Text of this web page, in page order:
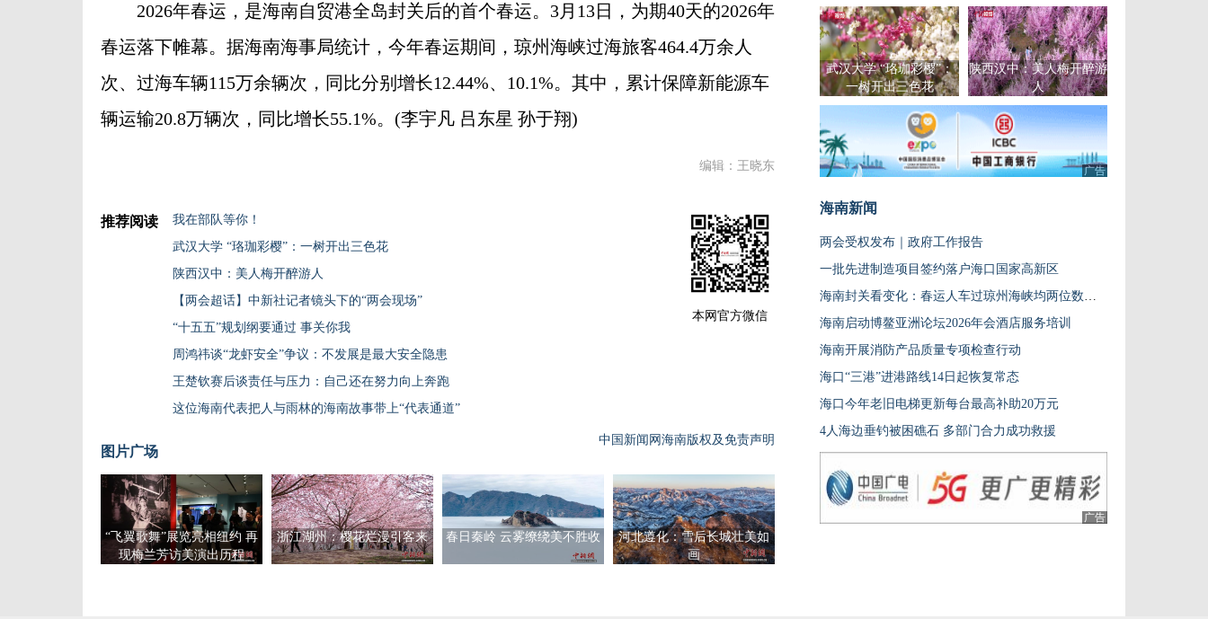
2026年春运，是海南自贸港全岛封关后的首个春运。3月13日，为期40天的2026年
春运落下帷幕。据海南海事局统计，今年春运期间，琼州海峡过海旅客464.4万余人
次、过海车辆115万余辆次，同比分别增长12.44%、10.1%。其中，累计保障新能源车
辆运输20.8万辆次，同比增长55.1%。(李宇凡 吕东星 孙于翔)
编辑：王晓东
推荐阅读
我在部队等你！
武汉大学 “珞珈彩樱”：一树开出三色花
陕西汉中：美人梅开醉游人
【两会超话】中新社记者镜头下的“两会现场”
“十五五”规划纲要通过 事关你我
周鸿祎谈“龙虾安全”争议：不发展是最大安全隐患
王楚钦赛后谈责任与压力：自己还在努力向上奔跑
这位海南代表把人与雨林的海南故事带上“代表通道”
本网官方微信
中国新闻网海南版权及免责声明
图片广场
“飞翼歌舞”展览亮相纽约 再
现梅兰芳访美演出历程
浙江湖州：樱花烂漫引客来 春日秦岭 云雾缭绕美不胜收
河北遵化：雪后长城壮美如
画
武汉大学 “珞珈彩樱”：
一树开出三色花
陕西汉中：美人梅开醉游
人
广告
海南新闻
两会受权发布｜政府工作报告
一批先进制造项目签约落户海口国家高新区
海南封关看变化：春运人车过琼州海峡均两位数递增
海南启动博鳌亚洲论坛2026年会酒店服务培训
海南开展消防产品质量专项检查行动
海口“三港”进港路线14日起恢复常态
海口今年老旧电梯更新每台最高补助20万元
4人海边垂钓被困礁石 多部门合力成功救援
广告